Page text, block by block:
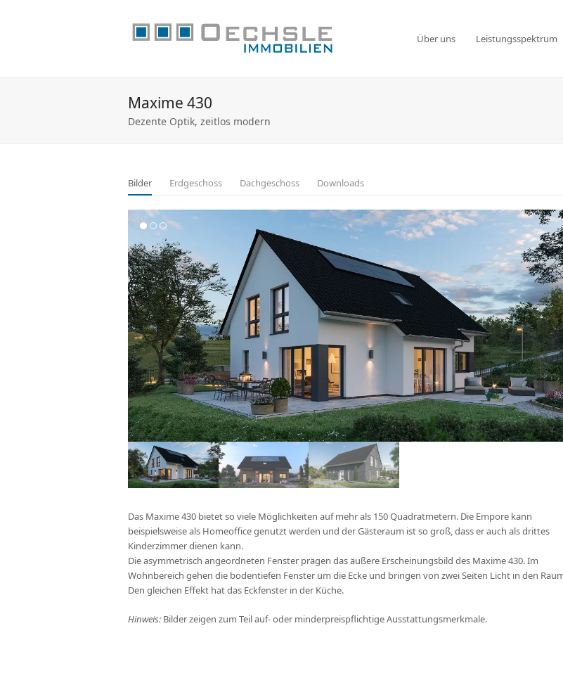
Über uns Leistungsspektrum
Maxime 430
Dezente Optik, zeitlos modern
Bilder Erdgeschoss Dachgeschoss Downloads
Das Maxime 430 bietet so viele Möglichkeiten auf mehr als 150 Quadratmetern. Die Empore kann
beispielsweise als Homeoffice genutzt werden und der Gästeraum ist so groß, dass er auch als drittes
Kinderzimmer dienen kann.
Die asymmetrisch angeordneten Fenster prägen das äußere Erscheinungsbild des Maxime 430. Im
Wohnbereich gehen die bodentiefen Fenster um die Ecke und bringen von zwei Seiten Licht in den
Den gleichen Effekt hat das Eckfenster in der Küche.
Hinweis: Bilder zeigen zum Teil auf- oder minderpreispflichtige Ausstattungsmerkmale.